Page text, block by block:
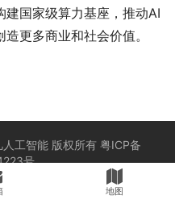
国家级算力基座，推动AI
更多商业和社会价值。
工智能 版权所有 粤ICP备
号
地图